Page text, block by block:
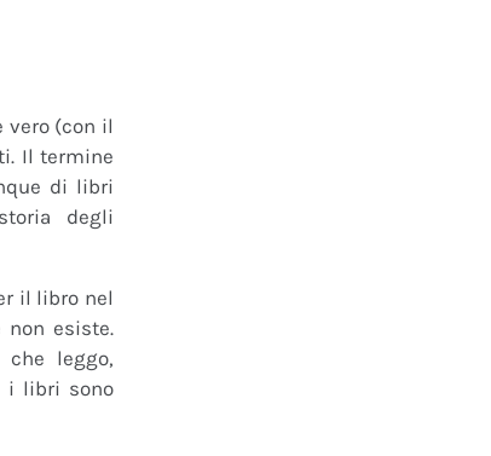
vero (con il
Il termine
di libri
degli
il libro nel
esiste.
leggo,
i libri sono